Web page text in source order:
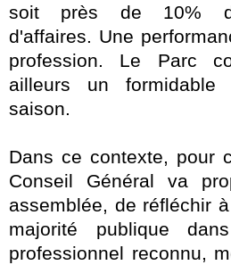
soit près de 10%
d'affaires. Une
profession. Le Parc
ailleurs un formidable
saison.
Dans ce contexte, pour
Conseil Général va
assemblée, de réfléchir
majorité publique
professionnel reconnu,